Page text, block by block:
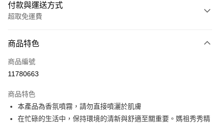
付款與運送方式
超取免運費
信用卡一次付款
超商取貨付款
Apple Pay
商品特色
商品編號
11780663
商品特色
本產品為香氛噴霧，請勿直接噴灑於肌膚
在忙碌的生活中，保持環境的清新與舒適至關重要。媽祖秀秀精